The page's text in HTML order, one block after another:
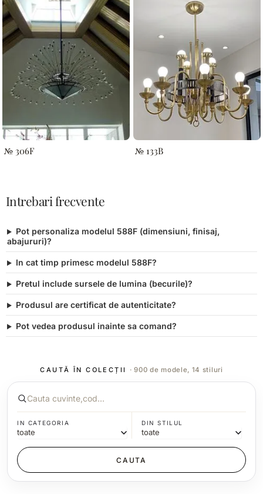
№ 306F № 133B
Intrebari frecvente
Pot personaliza modelul 588F (dimensiuni, finisaj,
abajururi)?
In cat timp primesc modelul 588F?
Pretul include sursele de lumina (becurile)?
Produsul are certificat de autenticitate?
Pot vedea produsul inainte sa comand?
CAUTĂ ÎN COLECȚII · 900 de modele, 14 stiluri
IN CATEGORIA DIN STILUL